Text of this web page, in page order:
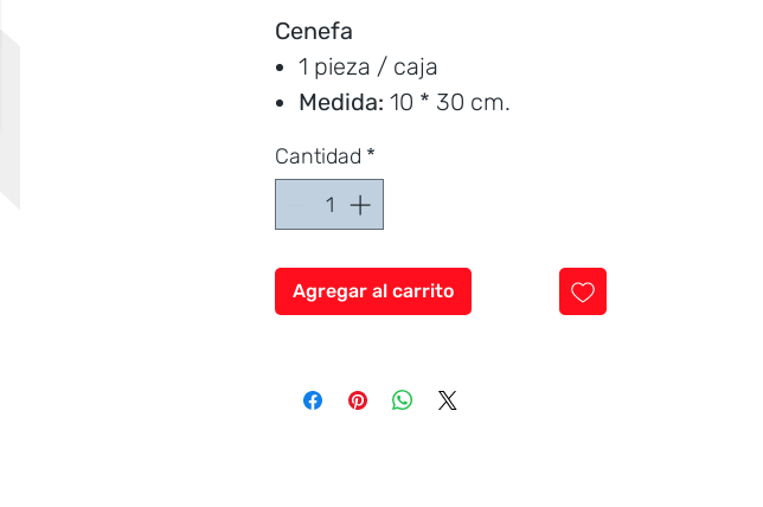
Cenefa
1 pieza / caja
Medida: 10 * 30 cm.
Marca: Passarella
Precio por unidad
Cantidad *
Agregar al carrito